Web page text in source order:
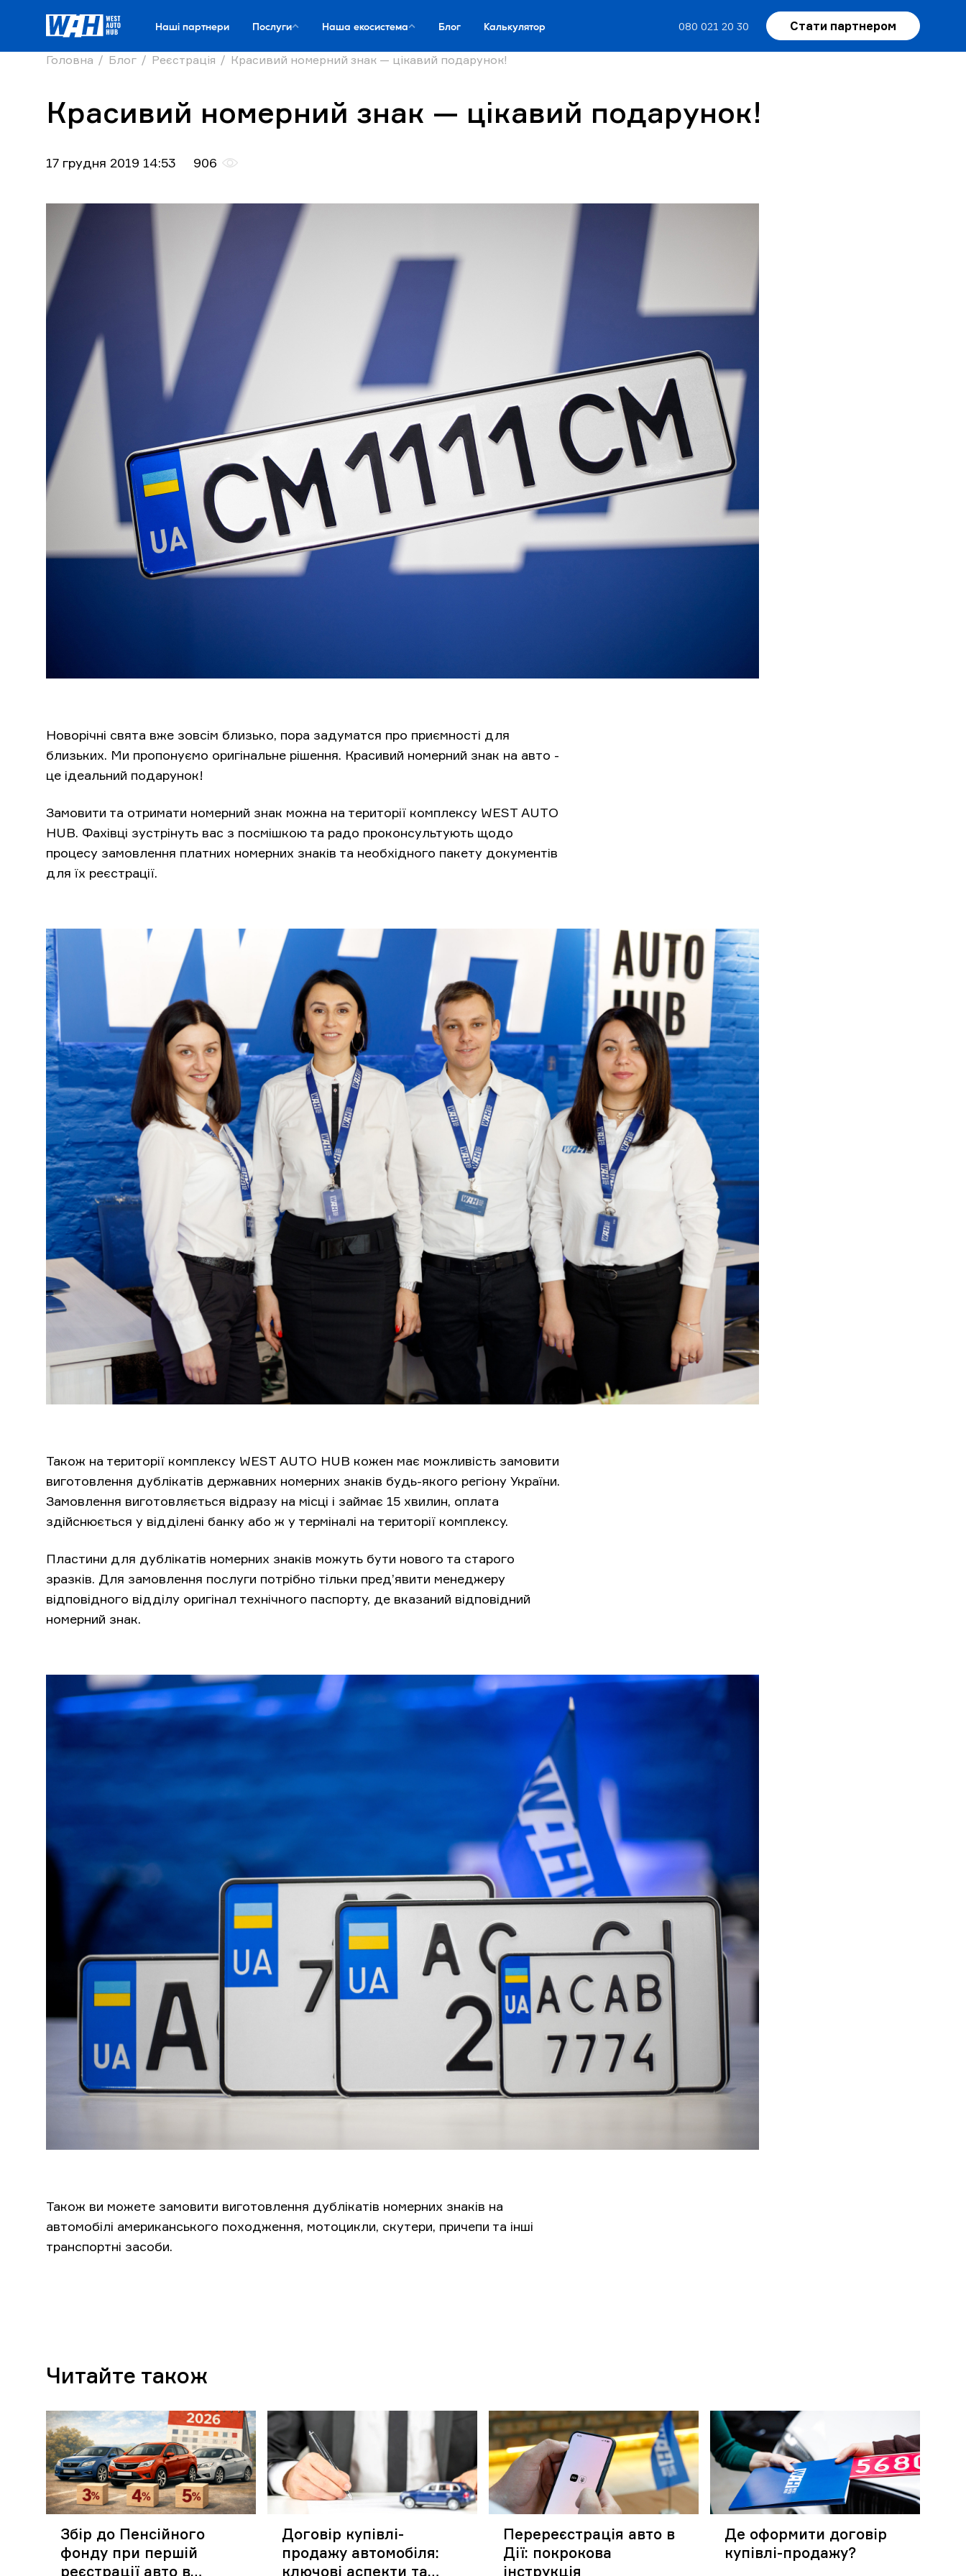
Наші партнери Послуги Наша екосистема Блог Калькулятор Стати партнером
080 021 20 30
Головна Блог Реєстрація Красивий номерний знак — цікавий подарунок!
Красивий номерний знак — цікавий подарунок!
17 грудня 2019 14:53 906
Новорічні свята вже зовсім близько, пора задуматся про приємності для
близьких. Ми пропонуємо оригінальне рішення. Красивий номерний знак на авто -
це ідеальний подарунок!
Замовити та отримати номерний знак можна на території комплексу WEST AUTO
HUB. Фахівці зустрінуть вас з посмішкою та радо проконсультують щодо
процесу замовлення платних номерних знаків та необхідного пакету документів
для їх реєстрації.
Також на території комплексу WEST AUTO HUB кожен має можливість замовити
виготовлення дублікатів державних номерних знаків будь-якого регіону України.
Замовлення виготовляється відразу на місці і займає 15 хвилин, оплата
здійснюється у відділені банку або ж у терміналі на території комплексу.
Пластини для дублікатів номерних знаків можуть бути нового та старого
зразків. Для замовлення послуги потрібно тільки пред’явити менеджеру
відповідного відділу оригінал технічного паспорту, де вказаний відповідний
номерний знак.
Також ви можете замовити виготовлення дублікатів номерних знаків на
автомобілі американського походження, мотоцикли, скутери, причепи та інші
транспортні засоби.
Читайте також
Збір до Пенсійного
фонду при першій
реєстрації авто в
Договір купівлі-
продажу автомобіля:
ключові аспекти та
Перереєстрація авто в
Дії: покрокова
інструкція
Де оформити договір
купівлі-продажу?